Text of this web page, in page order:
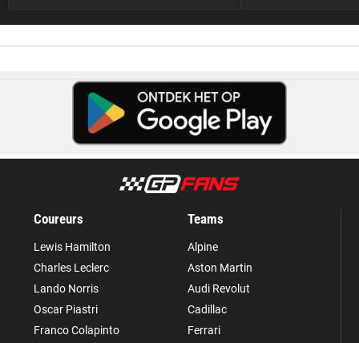
Coureurs
Lewis Hamilton
Charles Leclerc
Lando Norris
Oscar Piastri
Franco Colapinto
Teams
Alpine
Aston Martin
Audi Revolut
Cadillac
Ferrari